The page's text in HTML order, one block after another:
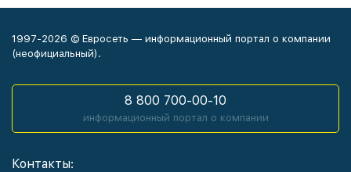
1997-2026 © Евросеть — информационный портал о компании
(неофициальный).
8 800 700-00-10
информационный портал о компании
Контакты: